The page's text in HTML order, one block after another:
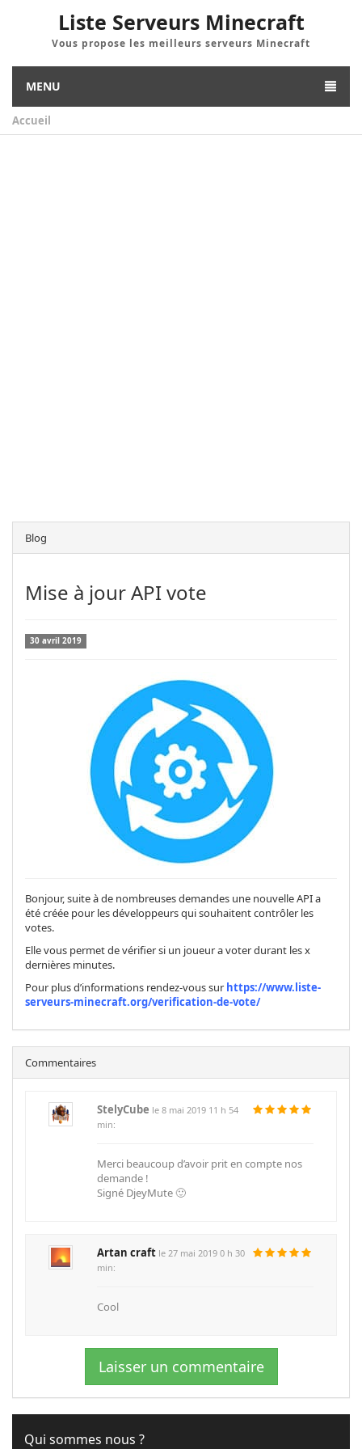
Liste Serveurs Minecraft
Vous propose les meilleurs serveurs Minecraft
MENU
Accueil
Blog
Mise à jour API vote
30 avril 2019
Bonjour, suite à de nombreuses demandes une nouvelle API a
été créée pour les développeurs qui souhaitent contrôler les
votes.
Elle vous permet de vérifier si un joueur a voter durant les x
dernières minutes.
Pour plus d’informations rendez-vous sur https://www.liste-
serveurs-minecraft.org/verification-de-vote/
Commentaires
StelyCube le 8 mai 2019 11 h 54
min:
Merci beaucoup d’avoir prit en compte nos
demande !
Signé DjeyMute 🙂
Artan craft le 27 mai 2019 0 h 30
min:
Cool
Laisser un commentaire
Qui sommes nous ?